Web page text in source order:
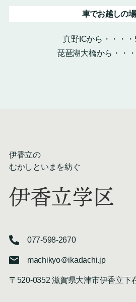
車でお越しの
真野ICから・・・
琵琶湖大橋から・・
伊香立の
むかしといまを紡ぐ
伊香立学区
077-598-2670
machikyo＠ikadachi.jp
〒520-0352 滋賀県大津市伊香立下